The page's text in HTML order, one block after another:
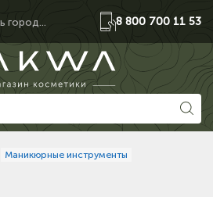
город... 8 800 700 11 53
Маникюрные инструменты